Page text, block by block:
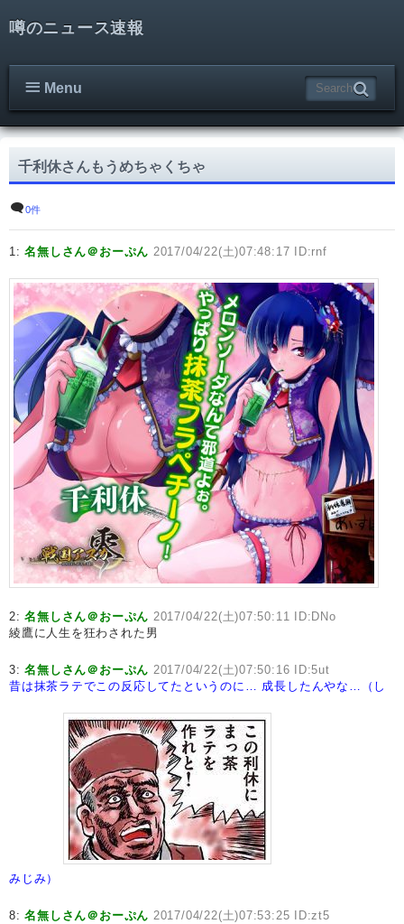
噂のニュース速報
Menu
千利休さんもうめちゃくちゃ
0件
1:名無しさん＠おーぷん 2017/04/22(土)07:48:17 ID:rnf
2:名無しさん＠おーぷん 2017/04/22(土)07:50:11 ID:DNo
綾鷹に人生を狂わされた男
3:名無しさん＠おーぷん 2017/04/22(土)07:50:16 ID:5ut
昔は抹茶ラテでこの反応してたというのに… 成長したんやな…（し
みじみ）
8:名無しさん＠おーぷん 2017/04/22(土)07:53:25 ID:zt5